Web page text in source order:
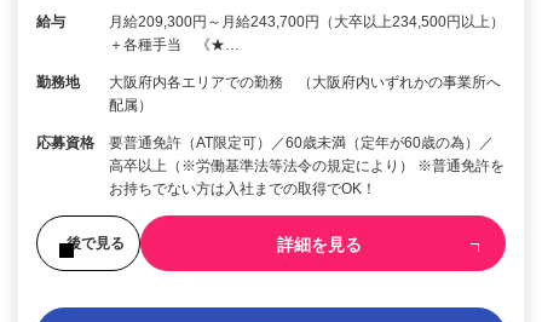
給与
月給209,300円～月給243,700円（大卒以上234,500円以上）
＋各種手当 《★…
勤務地
大阪府内各エリアでの勤務 （大阪府内いずれかの事業所へ
配属）
応募資格
要普通免許（AT限定可）／60歳未満（定年が60歳の為）／
高卒以上（※労働基準法等法令の規定により） ※普通免許を
お持ちでない方は入社までの取得でOK！
後で見る 詳細を見る